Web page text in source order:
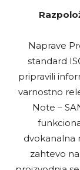
Naprave
standard
pripravili
varnostno
Note –
dvokanalna
zahtevo